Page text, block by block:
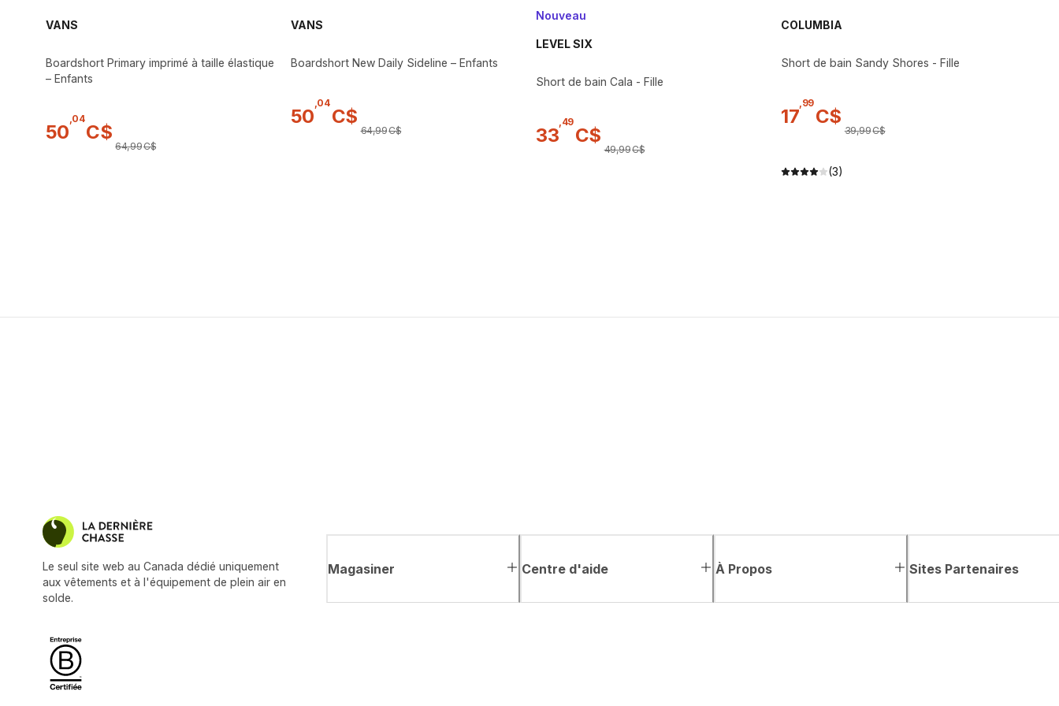
VANS
Boardshort Primary imprimé à taille élastique
– Enfants
50
04
C$
64,99C$
VANS
Boardshort New Daily Sideline – Enfants
50
04
C$
64,99C$
Nouveau
LEVEL SIX
Short de bain Cala - Fille
33
49
C$
49,99C$
COLUMBIA
Short de bain Sandy Shores - Fille
17
99
C$
39,99C$
(3)
Le seul site web au Canada dédié uniquement
aux vêtements et à l'équipement de plein air en
solde.
Magasiner Centre d'aide À Propos Sites Partenaires